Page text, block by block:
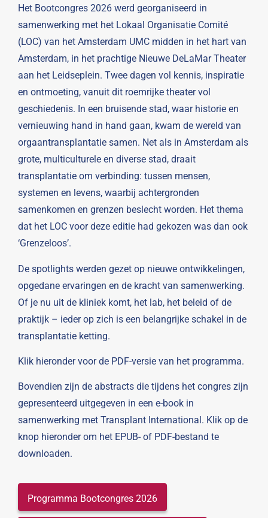
Het Bootcongres 2026 werd georganiseerd in
samenwerking met het Lokaal Organisatie Comité
(LOC) van het Amsterdam UMC midden in het hart van
Amsterdam, in het prachtige Nieuwe DeLaMar Theater
aan het Leidseplein. Twee dagen vol kennis, inspiratie
en ontmoeting, vanuit dit roemrijke theater vol
geschiedenis. In een bruisende stad, waar historie en
vernieuwing hand in hand gaan, kwam de wereld van
orgaantransplantatie samen. Net als in Amsterdam als
grote, multiculturele en diverse stad, draait
transplantatie om verbinding: tussen mensen,
systemen en levens, waarbij achtergronden
samenkomen en grenzen beslecht worden. Het thema
dat het LOC voor deze editie had gekozen was dan ook
‘Grenzeloos’.
De spotlights werden gezet op nieuwe ontwikkelingen,
opgedane ervaringen en de kracht van samenwerking.
Of je nu uit de kliniek komt, het lab, het beleid of de
praktijk – ieder op zich is een belangrijke schakel in de
transplantatie ketting.
Klik hieronder voor de PDF-versie van het programma.
Bovendien zijn de abstracts die tijdens het congres zijn
gepresenteerd uitgegeven in een e-book in
samenwerking met Transplant International. Klik op de
knop hieronder om het EPUB- of PDF-bestand te
downloaden.
Programma Bootcongres 2026